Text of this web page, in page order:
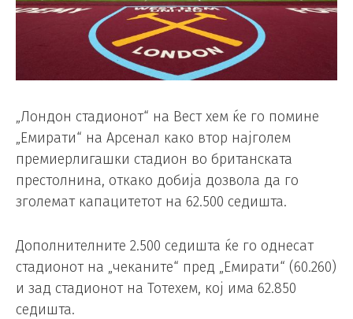
„Лондон стадионот“ на Вест хем ќе го помине
„Емирати“ на Арсенал како втор најголем
премиерлигашки стадион во британската
престолнина, откако добија дозвола да го
зголемат капацитетот на 62.500 седишта.
Дополнителните 2.500 седишта ќе го однесат
стадионот на „чеканите“ пред „Емирати“ (60.260)
и зад стадионот на Тотехем, кој има 62.850
седишта.